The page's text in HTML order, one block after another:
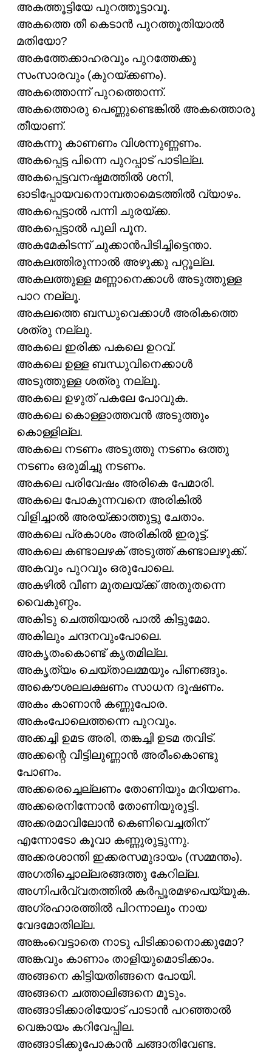
അകത്തൂട്ടിയേ പുറത്തൂട്ടാവൂ.
അകത്തെ തീ കെടാൻ പുറത്തൂതിയാൽ
മതിയോ?
അകത്തേക്കാഹരവും പുറത്തേക്കു
സംസാരവും (കുറയ്ക്കണം).
അകത്തൊന്ന് പുറത്തൊന്ന്.
അകത്തൊരു പെണ്ണുണ്ടെങ്കിൽ അകത്തൊരു
തീയാണ്.
അകന്നു കാണണം വിശന്നുണ്ണണം.
അകപ്പെട്ട പിന്നെ പുറപ്പാട് പാടില്ല.
അകപ്പെട്ടവനഷ്ടമത്തിൽ ശനി,
ഓടിപ്പോയവനൊമ്പതാമെടത്തിൽ വ്യാഴം.
അകപ്പെട്ടാൽ പന്നി ചുരയ്ക്ക.
അകപ്പെട്ടാൽ പുലി പൂന.
അകമേകിടന്ന് ചുക്കാൻപിടിച്ചിട്ടെന്താ.
അകലത്തിരുന്നാൽ അഴുക്കു പറ്റൂല്ല.
അകലത്തുള്ള മണ്ണാനെക്കാൾ അടുത്തുള്ള
പാറ നല്ലൂ.
അകലത്തെ ബന്ധുവെക്കാൾ അരികത്തെ
ശത്രു നല്ലു.
അകലെ ഇരിക്ക പകലെ ഉറവ്.
അകലെ ഉള്ള ബന്ധുവിനെക്കാൾ
അടുത്തുള്ള ശത്രു നല്ലൂ.
അകലെ ഉഴുത് പകലേ പോവുക.
അകലെ കൊള്ളാത്തവൻ അടുത്തും
കൊള്ളില്ല.
അകലെ നടണം അടുത്തു നടണം ഒത്തു
നടണം ഒരുമിച്ചു നടണം.
അകലെ പരിവേഷം അരികെ പേമാരി.
അകലെ പോകുന്നവനെ അരികിൽ
വിളിച്ചാൽ അരയ്ക്കാത്തുട്ടു ചേതാം.
അകലെ പ്രകാശം അരികിൽ ഇരുട്ട്.
അകലെ കണ്ടാലഴക് അടുത്ത് കണ്ടാലഴുക്ക്.
അകവും പുറവും ഒരുപോലെ.
അകഴിൽ വീണ മുതലയ്ക്ക് അതുതന്നെ
വൈകുണ്ഠം.
അകിടു ചെത്തിയാൽ പാൽ കിട്ടുമോ.
അകിലും ചന്ദനവുംപോലെ.
അകൃതംകൊണ്ട് കൃതമില്ല.
അകൃത്യം ചെയ്താലമ്മയും പിണങ്ങും.‌
അകൌശലലക്ഷണം സാധന ദൂഷണം.
അകം കാണാൻ കണ്ണുപോര.
അകംപോലെത്തന്നെ പുറവും.
അക്കച്ചി ഉമട അരി, തങ്കച്ചി ഉടമ തവിട്.
അക്കന്റെ വീട്ടിലുണ്ണാൻ അരീംകൊണ്ടു
പോണം.
അക്കരെച്ചെല്ലണം തോണിയും മറിയണം.
അക്കരെനിന്നോൻ തോണിയുരുട്ടി.
അക്കരമാവിലോൻ കെണിവെച്ചതിന്
എന്നോടോ കൂവാ കണ്ണുരുട്ടുന്നു.
അക്കരശാന്തി ഇക്കരസമുദായം (സമ്മന്തം).
അഗതിച്ചൊല്ലരങ്ങത്തു കേറില്ല.
അഗ്നിപർവ്വതത്തിൽ കർപ്പൂരമഴപെയ്യുക.
അഗ്രഹാരത്തിൽ പിറന്നാലും നായ
വേദമോതില്ല.
അങ്കംവെട്ടാതെ നാടു പിടിക്കാനൊക്കുമോ?
അങ്കവും കാണാം താളിയുമൊടിക്കാം.
അങ്ങനെ കിട്ടിയതിങ്ങനെ പോയി.
അങ്ങനെ ചത്താലിങ്ങനെ മൂടും.
അങ്ങാടിക്കാരിയോട് പാടാൻ പറഞ്ഞാൽ
വെങ്കായം കറിവേപ്പില.
അങ്ങാടിക്കുപോകാൻ ചങ്ങാതിവേണ്ട.